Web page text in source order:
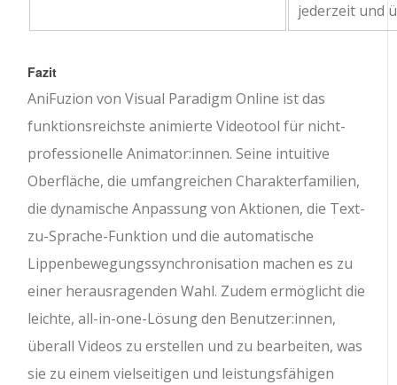
jederzeit und
Fazit
AniFuzion von Visual Paradigm Online ist das
funktionsreichste animierte Videotool für nicht-
professionelle Animator:innen. Seine intuitive
Oberfläche, die umfangreichen Charakterfamilien,
die dynamische Anpassung von Aktionen, die Text-
zu-Sprache-Funktion und die automatische
Lippenbewegungssynchronisation machen es zu
einer herausragenden Wahl. Zudem ermöglicht die
leichte, all-in-one-Lösung den Benutzer:innen,
überall Videos zu erstellen und zu bearbeiten, was
sie zu einem vielseitigen und leistungsfähigen